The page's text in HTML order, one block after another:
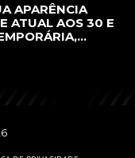
APARÊNCIA
ATUAL AOS 30 E